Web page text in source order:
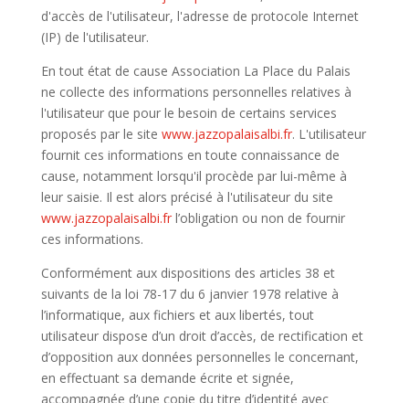
d'accès de l'utilisateur, l'adresse de protocole Internet
(IP) de l'utilisateur.
En tout état de cause Association La Place du Palais
ne collecte des informations personnelles relatives à
l'utilisateur que pour le besoin de certains services
proposés par le site www.jazzopalaisalbi.fr. L'utilisateur
fournit ces informations en toute connaissance de
cause, notamment lorsqu'il procède par lui-même à
leur saisie. Il est alors précisé à l'utilisateur du site
www.jazzopalaisalbi.frl’obligation ou non de fournir
ces informations.
Conformément aux dispositions des articles 38 et
suivants de la loi 78-17 du 6 janvier 1978 relative à
l’informatique, aux fichiers et aux libertés, tout
utilisateur dispose d’un droit d’accès, de rectification et
d’opposition aux données personnelles le concernant,
en effectuant sa demande écrite et signée,
accompagnée d’une copie du titre d’identité avec